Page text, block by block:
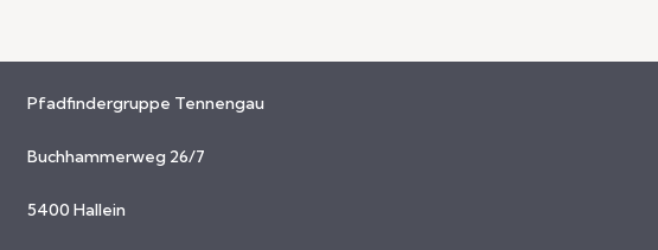
Pfadfindergruppe Tennengau
Buchhammerweg 26/7
5400 Hallein